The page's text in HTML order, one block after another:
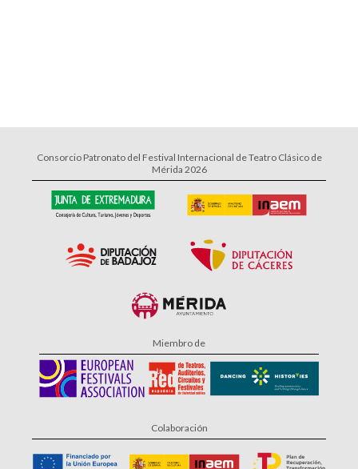
Consorcio Patronato del Festival Internacional de Teatro Clásico de
Mérida 2026
Miembro de
Colaboración